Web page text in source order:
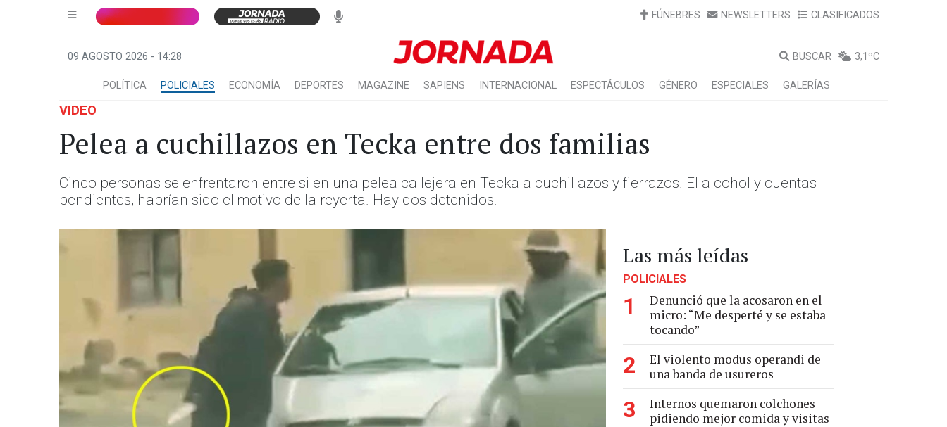
FÚNEBRES NEWSLETTERS CLASIFICADOS
09 AGOSTO 2026 - 14:28 BUSCAR 3,1ºC
POLÍTICA POLICIALES ECONOMÍA DEPORTES MAGAZINE SAPIENS INTERNACIONAL ESPECTÁCULOS GÉNERO ESPECIALES GALERÍAS
VIDEO
Pelea a cuchillazos en Tecka entre dos familias
Cinco personas se enfrentaron entre si en una pelea callejera en Tecka a cuchillazos y fierrazos. El alcohol y cuentas
pendientes, habrían sido el motivo de la reyerta. Hay dos detenidos.
Las más leídas
POLICIALES
1
Denunció que la acosaron en el
micro: “Me desperté y se estaba
tocando”
2
El violento modus operandi de
una banda de usureros
3
Internos quemaron colchones
pidiendo mejor comida y visitas